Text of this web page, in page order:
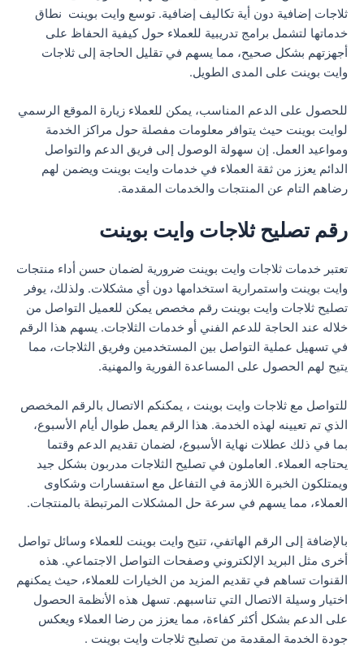
ثلاجات إضافية دون أية تكاليف إضافية. توسع وايت بوينت نطاق
خدماتها لتشمل برامج تدريبية للعملاء حول كيفية الحفاظ على
أجهزتهم بشكل صحيح، مما يسهم في تقليل الحاجة إلى ثلاجات
وايت بوينت على المدى الطويل.
للحصول على الدعم المناسب، يمكن للعملاء زيارة الموقع الرسمي
لوايت بوينت حيث يتوافر معلومات مفصلة حول مراكز الخدمة
ومواعيد العمل. إن سهولة الوصول إلى فريق الدعم والتواصل
الدائم يعزز من ثقة العملاء في خدمات وايت بوينت ويضمن لهم
رضاهم التام عن المنتجات والخدمات المقدمة.
رقم تصليح ثلاجات وايت بوينت
تعتبر خدمات ثلاجات وايت بوينت ضرورية لضمان حسن أداء منتجات
وايت بوينت واستمرارية استخدامها دون أي مشكلات. ولذلك، يوفر
تصليح ثلاجات وايت بوينت رقم مخصص يمكن للعميل التواصل من
خلاله عند الحاجة للدعم الفني أو خدمات الثلاجات. يسهم هذا الرقم
في تسهيل عملية التواصل بين المستخدمين وفريق الثلاجات، مما
يتيح لهم الحصول على المساعدة الفورية والمهنية.
للتواصل مع ثلاجات وايت بوينت ، يمكنكم الاتصال بالرقم المخصص
الذي تم تعيينه لهذه الخدمة. هذا الرقم يعمل طوال أيام الأسبوع،
بما في ذلك عطلات نهاية الأسبوع، لضمان تقديم الدعم وقتما
يحتاجه العملاء. العاملون في تصليح الثلاجات مدربون بشكل جيد
ويمتلكون الخبرة اللازمة في التفاعل مع استفسارات وشكاوى
العملاء، مما يسهم في سرعة حل المشكلات المرتبطة بالمنتجات.
بالإضافة إلى الرقم الهاتفي، تتيح وايت بوينت للعملاء وسائل تواصل
أخرى مثل البريد الإلكتروني وصفحات التواصل الاجتماعي. هذه
القنوات تساهم في تقديم المزيد من الخيارات للعملاء، حيث يمكنهم
اختيار وسيلة الاتصال التي تناسبهم. تسهل هذه الأنظمة الحصول
على الدعم بشكل أكثر كفاءة، مما يعزز من رضا العملاء ويعكس
جودة الخدمة المقدمة من تصليح ثلاجات وايت بوينت .